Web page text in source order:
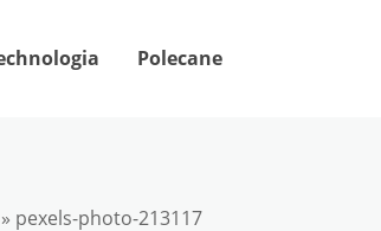
Polecane
» pexels-photo-213117